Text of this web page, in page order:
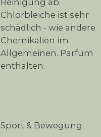
Chlorbleiche ist sehr
schädlich - wie andere
Chemikalien im
Allgemeinen. Parfüm
enthalten.
Sport & Bewegung